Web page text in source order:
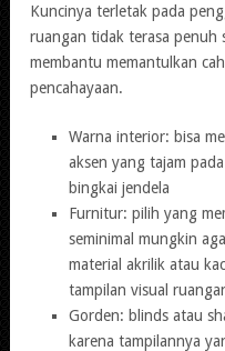
Kuncinya terletak pada
ruangan tidak terasa penuh
membantu memantulkan
pencahayaan.
Warna interior: bisa
aksen yang tajam
bingkai jendela
Furnitur: pilih yang
seminimal mungkin
material akrilik atau
tampilan visual
Gorden: blinds atau
karena tampilannya